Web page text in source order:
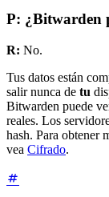
P: ¿Bitwarden
R: No.
Tus datos están
salir nunca de tu
Bitwarden puede
reales. Los
hash. Para obtener
vea Cifrado.